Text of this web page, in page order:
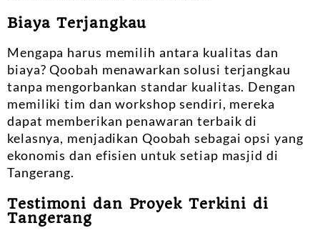
Biaya Terjangkau
Mengapa harus memilih antara kualitas dan
biaya? Qoobah menawarkan solusi terjangkau
tanpa mengorbankan standar kualitas. Dengan
memiliki tim dan workshop sendiri, mereka
dapat memberikan penawaran terbaik di
kelasnya, menjadikan Qoobah sebagai opsi yang
ekonomis dan efisien untuk setiap masjid di
Tangerang.
Testimoni dan Proyek Terkini di
Tangerang